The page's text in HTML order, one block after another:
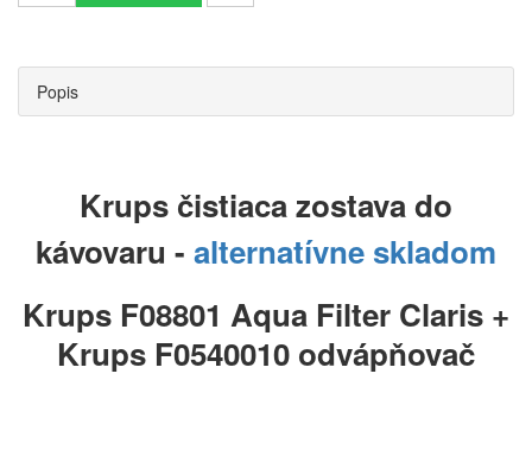
Popis
Krups čistiaca zostava do
kávovaru - alternatívne skladom
Krups F08801 Aqua Filter Claris +
Krups F0540010 odvápňovač